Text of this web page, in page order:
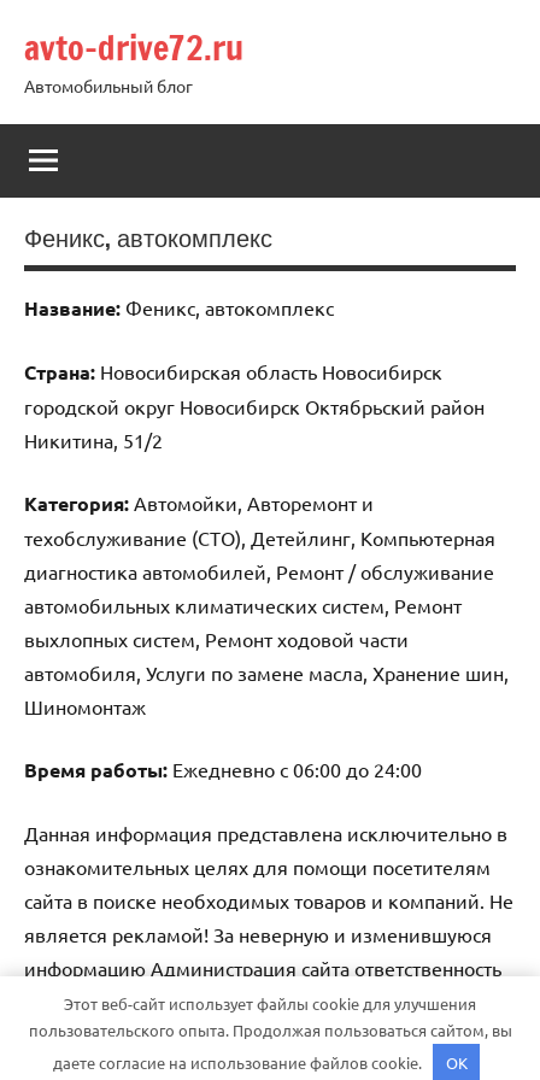
содержимому
avto-drive72.ru
Автомобильный блог
Феникс, автокомплекс
Название: Феникс, автокомплекс
Страна: Новосибирская область Новосибирск
городской округ Новосибирск Октябрьский район
Никитина, 51/2
Категория: Автомойки, Авторемонт и
техобслуживание (СТО), Детейлинг, Компьютерная
диагностика автомобилей, Ремонт / обслуживание
автомобильных климатических систем, Ремонт
выхлопных систем, Ремонт ходовой части
автомобиля, Услуги по замене масла, Хранение шин,
Шиномонтаж
Время работы: Ежедневно с 06:00 до 24:00
Данная информация представлена исключительно в
ознакомительных целях для помощи посетителям
сайта в поиске необходимых товаров и компаний. Не
является рекламой! За неверную и изменившуюся
информацию Администрация сайта ответственность
не несет.
Тема WordPress: Dynamico от ThemeZee.
Этот веб-сайт использует файлы cookie для улучшения
пользовательского опыта. Продолжая пользоваться сайтом, вы
даете согласие на использование файлов cookie.
OK